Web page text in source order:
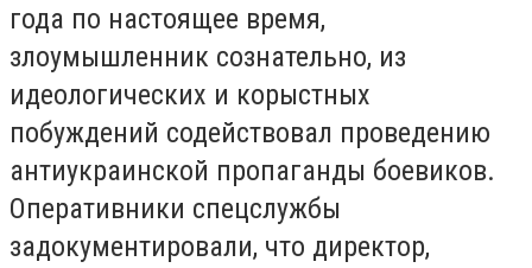
года по настоящее время,
злоумышленник сознательно, из
идеологических и корыстных
побуждений содействовал проведению
антиукраинской пропаганды боевиков.
Оперативники спецслужбы
задокументировали, что директор,